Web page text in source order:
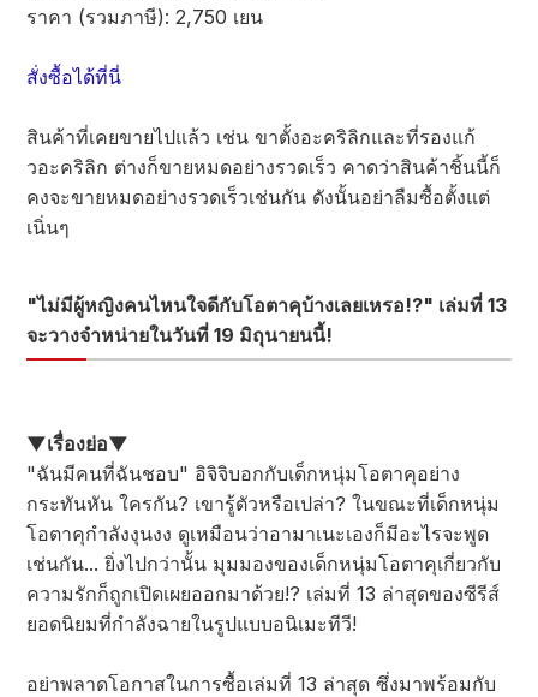
ราคา (รวมภาษี): 2,750 เยน
สั่งซื้อได้ที่นี่
สินค้าที่เคยขายไปแล้ว เช่น ขาตั้งอะคริลิกและที่รองแก้
วอะคริลิก ต่างก็ขายหมดอย่างรวดเร็ว คาดว่าสินค้าชิ้นนี้ก็
คงจะขายหมดอย่างรวดเร็วเช่นกัน ดังนั้นอย่าลืมซื้อตั้งแต่
เนิ่นๆ
"ไม่มีผู้หญิงคนไหนใจดีกับโอตาคุบ้างเลยเหรอ!?" เล่มที่ 13
จะวางจำหน่ายในวันที่ 19 มิถุนายนนี้!
▼เรื่องย่อ▼
"ฉันมีคนที่ฉันชอบ" อิจิจิบอกกับเด็กหนุ่มโอตาคุอย่าง
กระทันหัน ใครกัน? เขารู้ตัวหรือเปล่า? ในขณะที่เด็กหนุ่ม
โอตาคุกำลังงุนงง ดูเหมือนว่าอามาเนะเองก็มีอะไรจะพูด
เช่นกัน... ยิ่งไปกว่านั้น มุมมองของเด็กหนุ่มโอตาคุเกี่ยวกับ
ความรักก็ถูกเปิดเผยออกมาด้วย!? เล่มที่ 13 ล่าสุดของซีรีส์
ยอดนิยมที่กำลังฉายในรูปแบบอนิเมะทีวี!
อย่าพลาดโอกาสในการซื้อเล่มที่ 13 ล่าสุด ซึ่งมาพร้อมกับ